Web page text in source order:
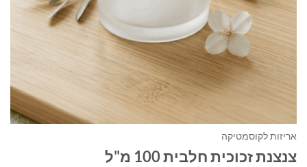
אריזות לקוסמטיקה
צנצנת זכוכית חלבית 100 מ"ל